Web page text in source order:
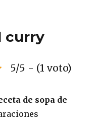
curry
5/5 - (1 voto)
de sopa de